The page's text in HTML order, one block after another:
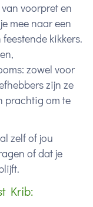
voorpret en
mee naar een
kikkers.
zowel voor
zijn ze
prachtig om te
zelf of jou
of dat je
Krib: